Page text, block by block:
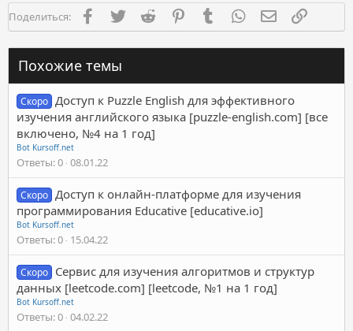
Поделиться: FacebookTwitter Reddit PinterestTumblr WhatsAppЭлектронная
Похожие темы
Скоро Доступ к Puzzle English для эффективного
изучения английского языка [puzzle-english.com] [все
включено, №4 на 1 год]
Bot Kursoff.net
Ответы 0 08.01.22
Скоро Доступ к онлайн-платформе для изучения
программирования Educative [educative.io]
Bot Kursoff.net
Ответы 0 15.04.22
Скоро Сервис для изучения алгоритмов и структур
данных [leetcode.com] [leetcode, №1 на 1 год]
Bot Kursoff.net
Ответы 0 04.02.22